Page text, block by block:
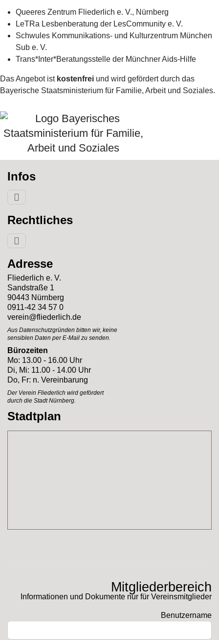
Queeres Zentrum Fliederlich e. V., Nürnberg
LeTRa Lesbenberatung der LesCommunity e. V.
Schwules Kommunikations- und Kulturzentrum München
Sub e. V.
Trans*Inter*Beratungsstelle der Münchner Aids-Hilfe
Das Angebot ist kostenfrei und wird gefördert durch das
Bayerische Staatsministerium für Familie, Arbeit und Soziales.
Infos
Rechtliches
Adresse
Fliederlich e. V.
Sandstraße 1
90443 Nürnberg
0911-42 34 57 0
verein@fliederlich.de
Aus Datenschutzgründen bitten wir, keine
sensiblen Daten per E-Mail zu senden.
Bürozeiten
Mo: 13.00 - 16.00 Uhr
Di, Mi: 11.00 - 14.00 Uhr
Do, Fr: n. Vereinbarung
Der Verein Fliederlich wird gefördert
durch die Stadt Nürnberg.
Stadtplan
Mitgliederbereich
Informationen und Dokumente nur für Vereinsmitglieder
Benutzername